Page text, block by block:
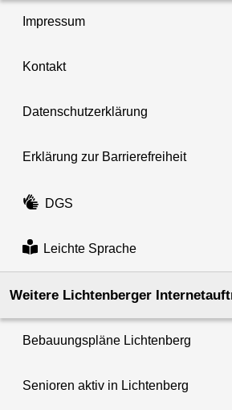
Impressum
Kontakt
Datenschutzerklärung
Erklärung zur Barrierefreiheit
DGS
Leichte Sprache
Weitere Lichtenberger
Bebauungspläne Lichtenberg
Senioren aktiv in Lichtenberg